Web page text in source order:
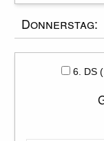
Donnerstag:
6. DS